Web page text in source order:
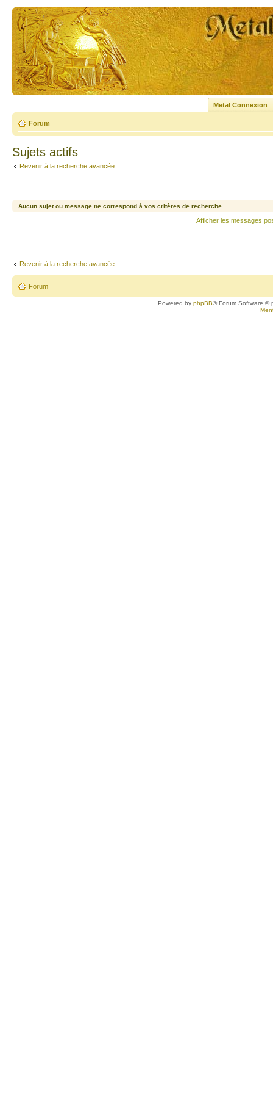
Metal Connexion
Forum
Sujets actifs
Revenir à la recherche avancée
Aucun sujet ou message ne correspond à vos critères de recherche.
Afficher les messages
Revenir à la recherche avancée
Forum
Powered byphpBB® Forum Software ©